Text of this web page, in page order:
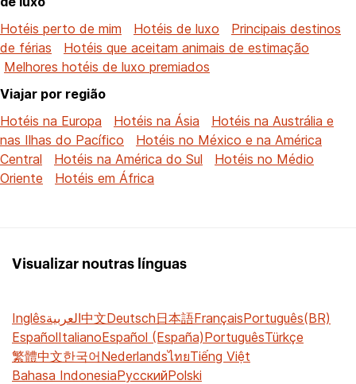
Hotéis perto de mim
Hotéis de luxo
Principais destinos
de férias
Hotéis que aceitam animais de estimação
Melhores hotéis de luxo premiados
Viajar por região
Hotéis na Europa
Hotéis na Ásia
Hotéis na Austrália e
nas Ilhas do Pacífico
Hotéis no México e na América
Central
Hotéis na América do Sul
Hotéis no Médio
Oriente
Hotéis em África
Visualizar noutras línguas
Inglêsالعربية中文Deutsch日本語FrançaisPortuguês(BR)
EspañolItalianoEspañol (España)PortuguêsTürkçe
繁體中文한국어NederlandsไทยTiếng Việt
Bahasa IndonesiaРусскийPolski